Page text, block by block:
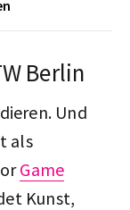
Berlin
Und
als
Game
Kunst,